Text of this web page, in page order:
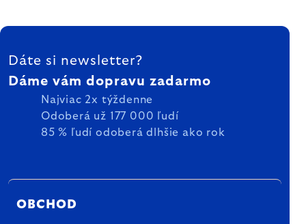
ZÁPÄTIE
Dáte si newsletter?
Dáme vám dopravu zadarmo
Najviac 2x týždenne
Odoberá už 177 000 ľudí
85 % ľudí odoberá dlhšie ako rok
OBCHOD